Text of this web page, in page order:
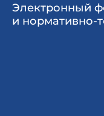
Электронный
и нормативно-